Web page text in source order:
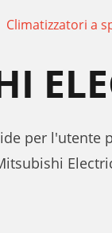
Climatizzatori a
per l'utente